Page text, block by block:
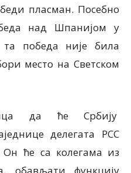
пласман. Посебно
над Шпанијом у
победа није била
место на Светском
да ће Србију
делегата РСС
ће са колегама из